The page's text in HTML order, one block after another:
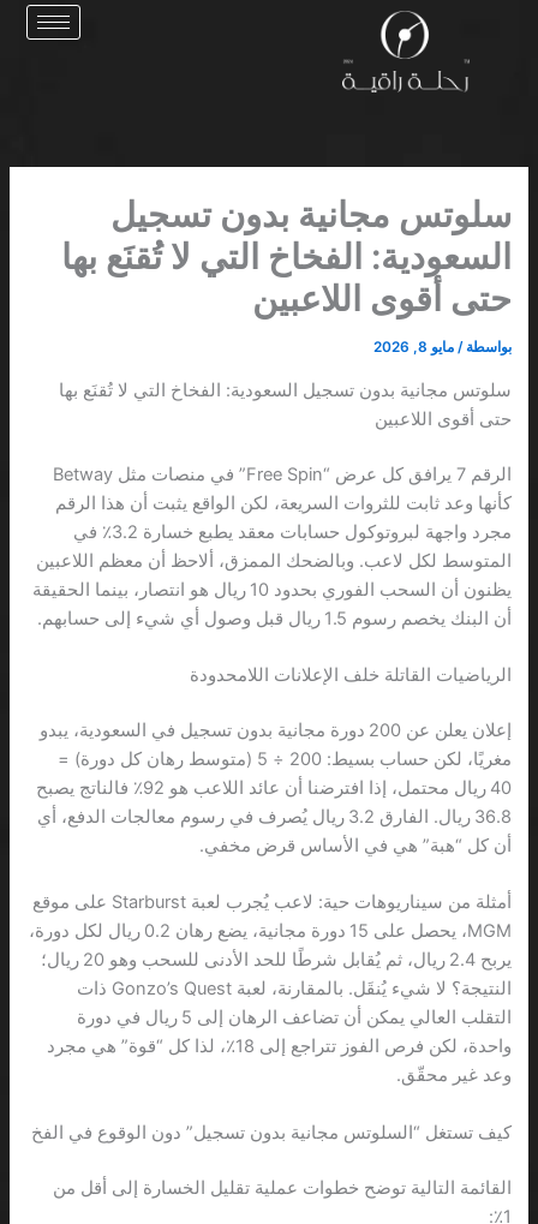
سلوتس مجانية بدون تسجيل
السعودية: الفخاخ التي لا تُقنَع بها
حتى أقوى اللاعبين
بواسطة /مايو 8, 2026
سلوتس مجانية بدون تسجيل السعودية: الفخاخ التي لا تُقنَع بها
حتى أقوى اللاعبين
الرقم 7 يرافق كل عرض “Free Spin” في منصات مثل Betway
كأنها وعد ثابت للثروات السريعة، لكن الواقع يثبت أن هذا الرقم
مجرد واجهة لبروتوكول حسابات معقد يطبع خسارة 3.2٪ في
المتوسط لكل لاعب. وبالضحك الممزق، ألاحظ أن معظم اللاعبين
يظنون أن السحب الفوري بحدود 10 ريال هو انتصار، بينما الحقيقة
أن البنك يخصم رسوم 1.5 ريال قبل وصول أي شيء إلى حسابهم.
الرياضيات القاتلة خلف الإعلانات اللامحدودة
إعلان يعلن عن 200 دورة مجانية بدون تسجيل في السعودية، يبدو
مغريًا، لكن حساب بسيط: 200 ÷ 5 (متوسط رهان كل دورة) =
40 ريال محتمل، إذا افترضنا أن عائد اللاعب هو 92٪ فالناتج يصبح
36.8 ريال. الفارق 3.2 ريال يُصرف في رسوم معالجات الدفع، أي
أن كل “هبة” هي في الأساس قرض مخفي.
أمثلة من سيناريوهات حية: لاعب يُجرب لعبة Starburst على موقع
MGM، يحصل على 15 دورة مجانية، يضع رهان 0.2 ريال لكل دورة،
يربح 2.4 ريال، ثم يُقابل شرطًا للحد الأدنى للسحب وهو 20 ريال؛
النتيجة؟ لا شيء يُنقَل. بالمقارنة، لعبة Gonzo’s Quest ذات
التقلب العالي يمكن أن تضاعف الرهان إلى 5 ريال في دورة
واحدة، لكن فرص الفوز تتراجع إلى 18٪، لذا كل “قوة” هي مجرد
وعد غير محقّق.
كيف تستغل “السلوتس مجانية بدون تسجيل” دون الوقوع في الفخ
القائمة التالية توضح خطوات عملية تقليل الخسارة إلى أقل من
1٪: